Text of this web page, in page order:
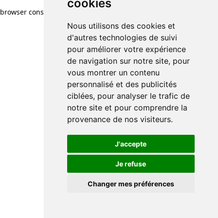
cookies
Nous utilisons des cookies et
d'autres technologies de suivi
pour améliorer votre expérience
de navigation sur notre site, pour
vous montrer un contenu
personnalisé et des publicités
ciblées, pour analyser le trafic de
notre site et pour comprendre la
provenance de nos visiteurs.
J'accepte
Je refuse
Changer mes préférences
browser console for more information)